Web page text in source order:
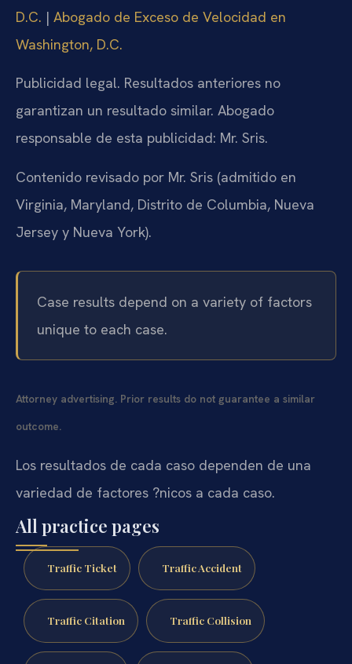
D.C. | Abogado de Exceso de Velocidad en
Washington, D.C.
Publicidad legal. Resultados anteriores no
garantizan un resultado similar. Abogado
responsable de esta publicidad: Mr. Sris.
Contenido revisado por Mr. Sris (admitido en
Virginia, Maryland, Distrito de Columbia, Nueva
Jersey y Nueva York).
Case results depend on a variety of factors
unique to each case.
Attorney advertising. Prior results do not guarantee a similar
outcome.
Los resultados de cada caso dependen de una
variedad de factores ?nicos a cada caso.
All practice pages
Traffic Ticket Traffic Accident
Traffic Citation Traffic Collision